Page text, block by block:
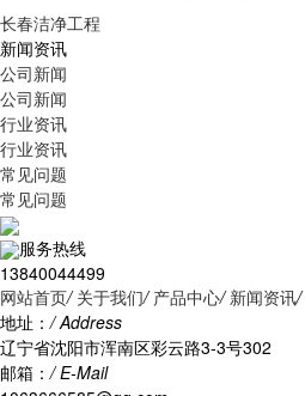
长春洁净工程
新闻资讯
公司新闻
公司新闻
行业资讯
行业资讯
常见问题
常见问题
服务热线
13840044499
网站首页/ 关于我们/ 产品中心/ 新闻资讯/
地址：/ Address
辽宁省沈阳市浑南区彩云路3-3号302
邮箱：/ E-Mail